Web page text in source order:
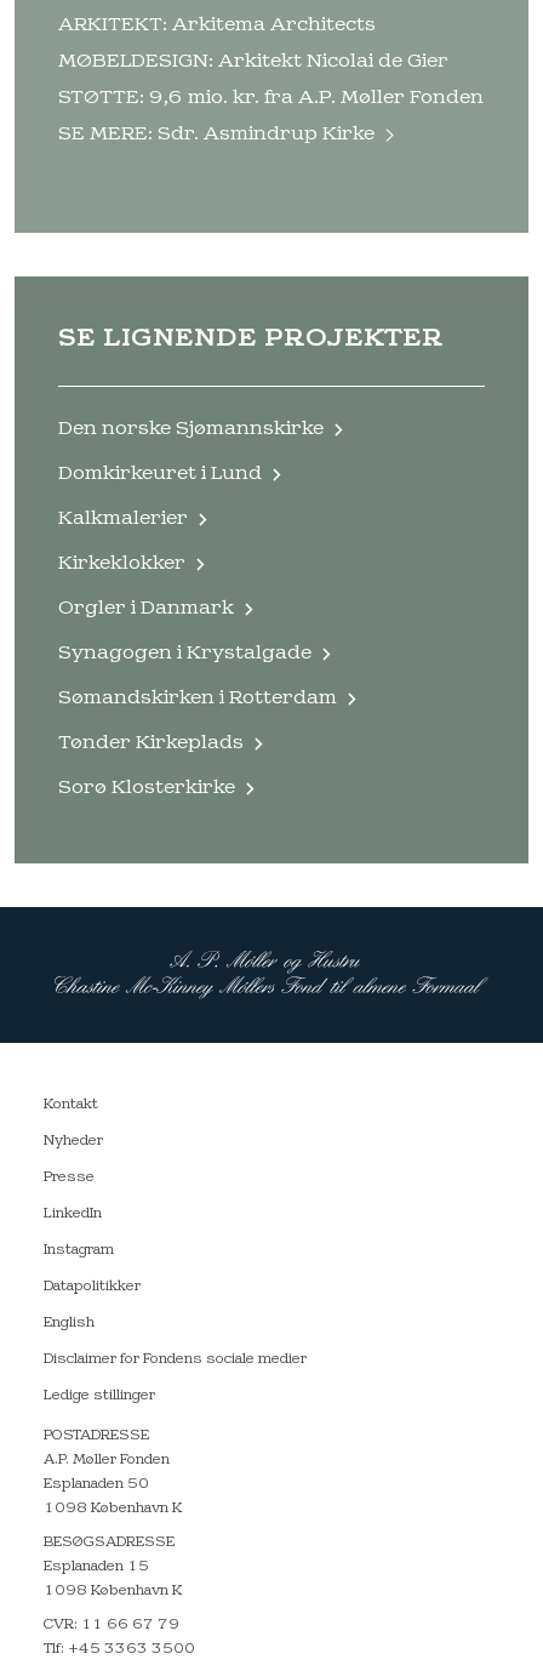
ARKITEKT: Arkitema Architects
MØBELDESIGN: Arkitekt Nicolai de Gier
STØTTE: 9,6 mio. kr. fra A.P. Møller Fonden
SE MERE: Sdr. Asmindrup Kirke
SE LIGNENDE PROJEKTER
Den norske Sjømannskirke
Domkirkeuret i Lund
Kalkmalerier
Kirkeklokker
Orgler i Danmark
Synagogen i Krystalgade
Sømandskirken i Rotterdam
Tønder Kirkeplads
Sorø Klosterkirke
Kontakt
Nyheder
Presse
LinkedIn
Instagram
Datapolitikker
English
Disclaimer for Fondens sociale medier
Ledige stillinger
POSTADRESSE
A.P. Møller Fonden
Esplanaden 50
1098 København K
BESØGSADRESSE
Esplanaden 15
1098 København K
CVR: 11 66 67 79
Tlf: +45 3363 3500